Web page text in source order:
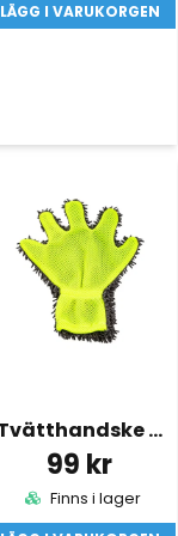
LÄGG I VARUKORGEN
Tvätthandske 5 Fingrar
99 kr
Finns i lager